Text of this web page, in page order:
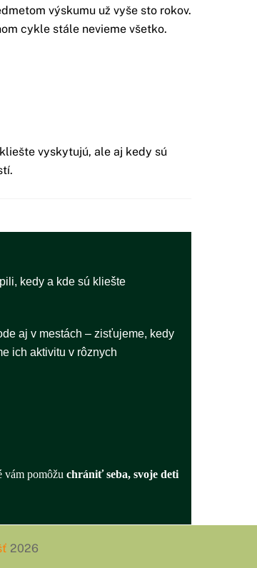
výskumu už vyše sto rokov.
cykle stále nevieme všetko.
vyskytujú, ale aj kedy sú
kedy a kde sú kliešte
aj v mestách – zisťujeme, kedy
ich aktivitu v rôznych
vám pomôžu chrániť seba, svoje deti
2026